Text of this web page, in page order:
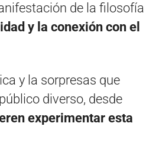
de la filosofía
y la conexión con el
y la sorpresas que
diverso, desde
experimentar esta